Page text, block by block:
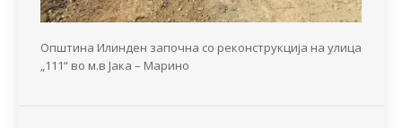
Општина Илинден започна со реконструкција на улица
„111“ во м.в Јака – Марино